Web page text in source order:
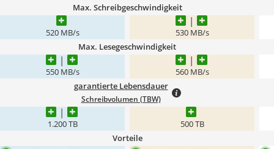
Max. Schreibgeschwindigkeit
520 MB/s 530 MB/s
Max. Lesegeschwindigkeit
550 MB/s 560 MB/s
garantierte Lebensdauer
Schreibvolumen (TBW)
1.200 TB 500 TB
Vorteile